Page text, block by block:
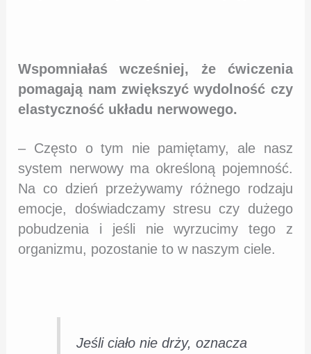
Wspomniałaś wcześniej, że ćwiczenia
pomagają nam zwiększyć wydolność czy
elastyczność układu nerwowego.
– Często o tym nie pamiętamy, ale nasz
system nerwowy ma określoną pojemność.
Na co dzień przeżywamy różnego rodzaju
emocje, doświadczamy stresu czy dużego
pobudzenia i jeśli nie wyrzucimy tego z
organizmu, pozostanie to w naszym ciele.
Jeśli ciało nie drży, oznacza